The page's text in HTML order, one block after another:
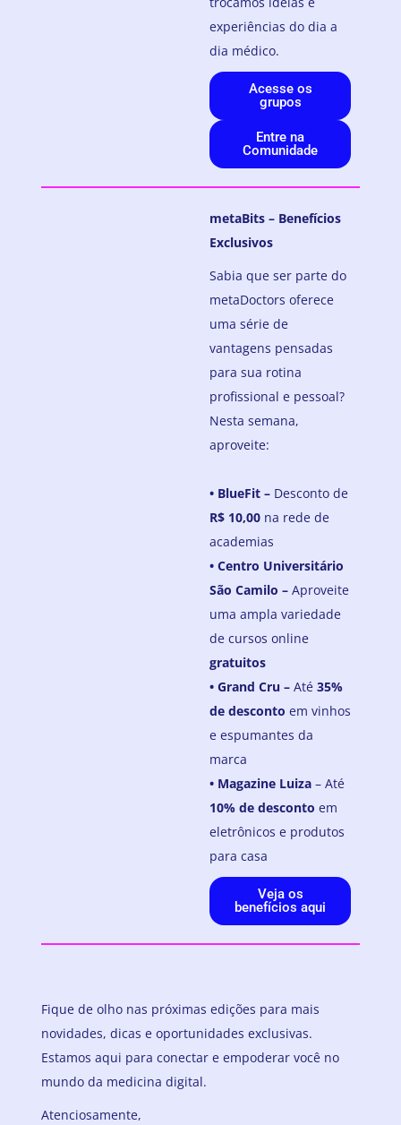
experiências do dia a
dia médico.
Acesse os
grupos
Entre na
Comunidade
metaBits – Benefícios
Exclusivos
Sabia que ser parte do
metaDoctors oferece
uma série de
vantagens pensadas
para sua rotina
profissional e pessoal?
Nesta semana,
aproveite:
• BlueFit – Desconto de
R$ 10,00 na rede de
academias
• Centro Universitário
São Camilo – Aproveite
uma ampla variedade
de cursos online
gratuitos
• Grand Cru – Até 35%
de desconto em vinhos
e espumantes da
marca
• Magazine Luiza – Até
10% de desconto em
eletrônicos e produtos
para casa
Veja os
benefícios aqui
Fique de olho nas próximas edições para mais
novidades, dicas e oportunidades exclusivas.
Estamos aqui para conectar e empoderar você no
mundo da medicina digital.
Atenciosamente,